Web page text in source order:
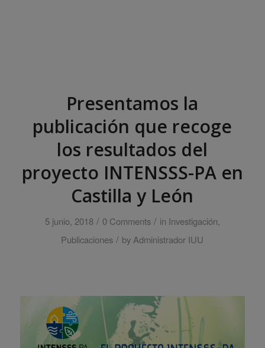
Presentamos la
publicación que recoge
los resultados del
proyecto INTENSSS-PA en
Castilla y León
5 junio, 2018 / 0 Comments / in Investigación,
Publicaciones / by Administrador IUU